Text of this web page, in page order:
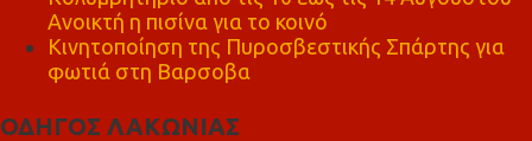
Ανοικτή η πισίνα για το κοινό
Κινητοποίηση της Πυροσβεστικής Σπάρτης για
φωτιά στη Βαρσοβα
ΟΔΗΓΟΣ ΛΑΚΩΝΙΑΣ